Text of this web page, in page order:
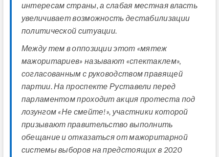
интересам страны, а слабая местная власть
увеличивает возможность дестабилизации
политической ситуации.
Между тем в оппозиции этот «мятеж
мажоритариев» называют «спектаклем»,
согласованным с руководством правящей
партии. На проспекте Руставели перед
парламентом проходит акция протеста под
лозунгом «Не смейте!», участники которой
призывают правительство выполнить
обещание и отказаться от мажоритарной
системы выборов на предстоящих в 2020